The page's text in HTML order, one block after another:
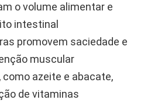
o volume alimentar e
intestinal
promovem saciedade e
muscular
como azeite e abacate,
de vitaminas